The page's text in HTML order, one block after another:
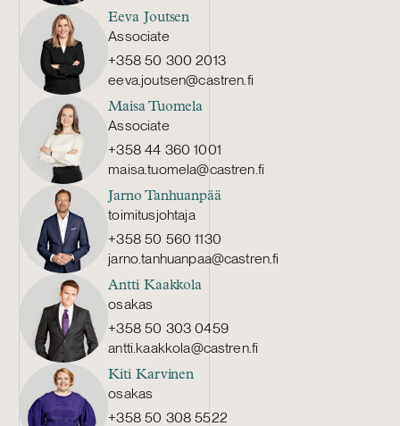
Eeva Joutsen
Associate
+358 50 300 2013
eeva.joutsen@castren.fi
Maisa Tuomela
Associate
+358 44 360 1001
maisa.tuomela@castren.fi
Jarno Tanhuanpää
toimitusjohtaja
+358 50 560 1130
jarno.tanhuanpaa@castren.fi
Antti Kaakkola
osakas
+358 50 303 0459
antti.kaakkola@castren.fi
Kiti Karvinen
osakas
+358 50 308 5522